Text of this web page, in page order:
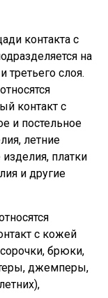
контакта с
на
третьего слоя.
контакт с
и постельное
летние
платки
и другие
с кожей
брюки,
джемперы,